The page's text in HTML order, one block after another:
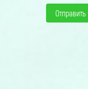
Отправить